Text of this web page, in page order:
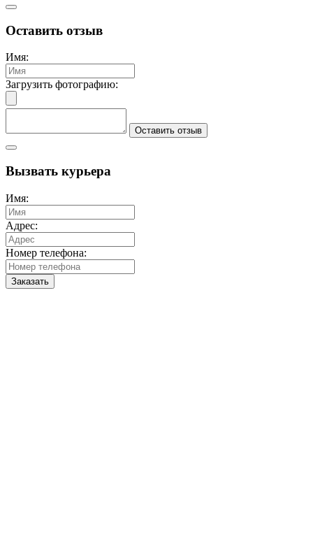
Оставить отзыв
Имя:
Загрузить фотографию:
Оставить отзыв
Вызвать курьера
Имя:
Адрес:
Номер телефона:
Заказать